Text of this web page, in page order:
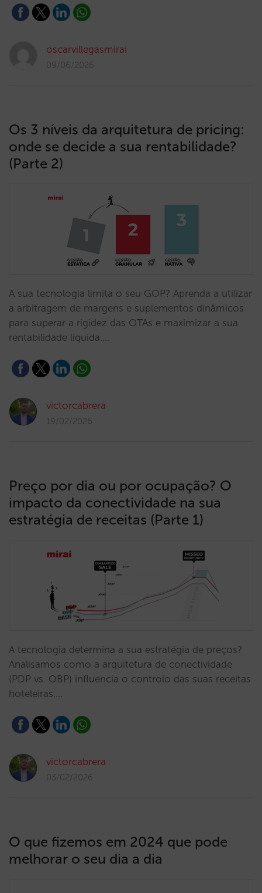
oscarvillegasmirai
09/06/2026
Os 3 níveis da arquitetura de pricing:
onde se decide a sua rentabilidade?
(Parte 2)
A sua tecnologia limita o seu GOP? Aprenda a utilizar
a arbitragem de margens e suplementos dinâmicos
para superar a rigidez das OTAs e maximizar a sua
rentabilidade líquida.…
victorcabrera
19/02/2026
Preço por dia ou por ocupação? O
impacto da conectividade na sua
estratégia de receitas (Parte 1)
A tecnologia determina a sua estratégia de preços?
Analisamos como a arquitetura de conectividade
(PDP vs. OBP) influencia o controlo das suas receitas
hoteleiras.…
victorcabrera
03/02/2026
O que fizemos em 2024 que pode
melhorar o seu dia a dia